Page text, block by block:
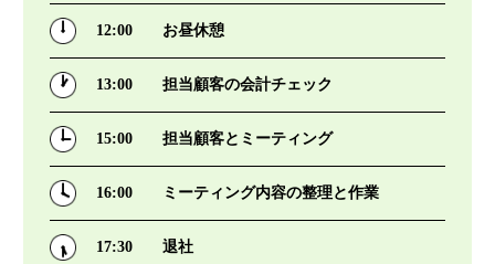
12:00 お昼休憩
13:00 担当顧客の会計チェック
15:00 担当顧客とミーティング
16:00 ミーティング内容の整理と作業
17:30 退社